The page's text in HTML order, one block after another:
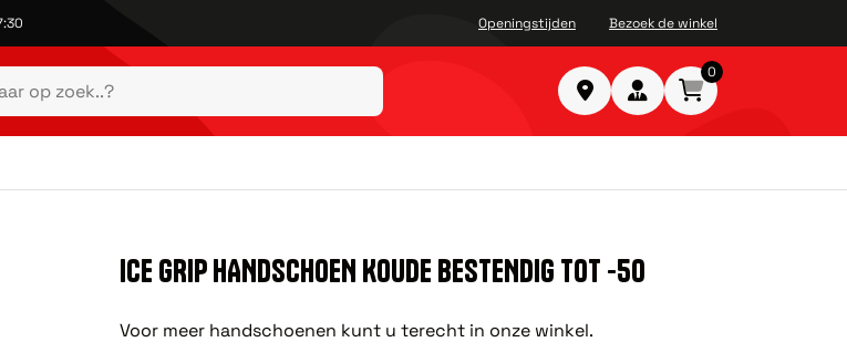
Openingstijden Bezoek de winkel
0
ICE GRIP HANDSCHOEN KOUDE BESTENDIG TOT -50
Voor meer handschoenen kunt u terecht in onze winkel.